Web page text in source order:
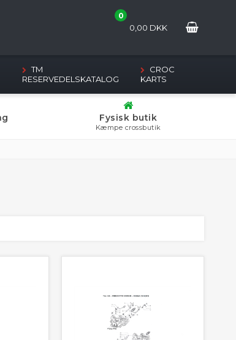
0
0,00 DKK
TM
RESERVEDELSKATALOG
CROC
KARTS
Fysisk butik
Kæmpe crossbutik